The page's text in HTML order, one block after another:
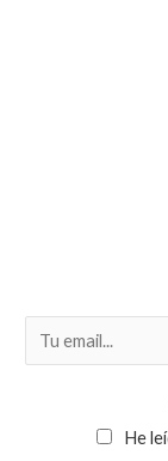
m
He